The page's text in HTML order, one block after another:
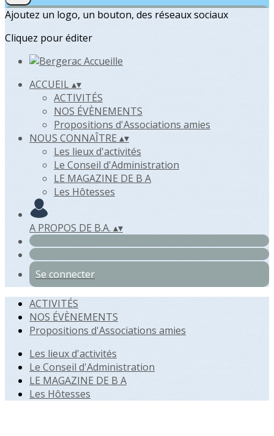
Ajoutez un logo, un bouton, des réseaux sociaux
Cliquez pour éditer
ACCUEIL▴▾
ACTIVITÉS
NOS ÉVÈNEMENTS
Propositions d'Associations amies
NOUS CONNAÎTRE▴▾
Les lieux d'activités
Le Conseil d'Administration
LE MAGAZINE DE B A
Les Hôtesses
A PROPOS DE B.A. ▴▾
Se connecter
ACTIVITÉS
NOS ÉVÈNEMENTS
Propositions d'Associations amies
Les lieux d'activités
Le Conseil d'Administration
LE MAGAZINE DE B A
Les Hôtesses